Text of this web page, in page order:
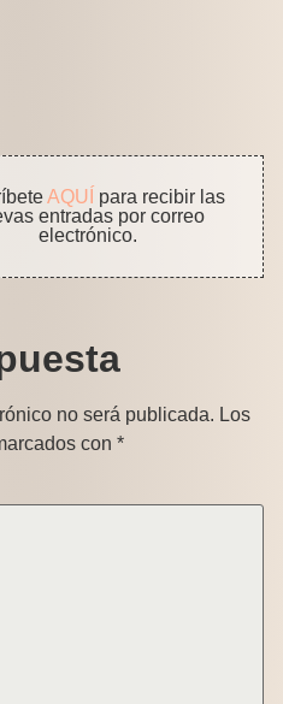
AQUÍ para recibir las
entradas por correo
electrónico.
no será publicada. Los
con *